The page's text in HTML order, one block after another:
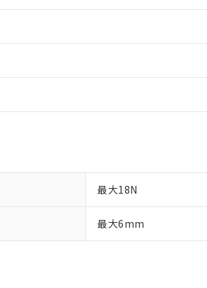
最大18N
最大6mm